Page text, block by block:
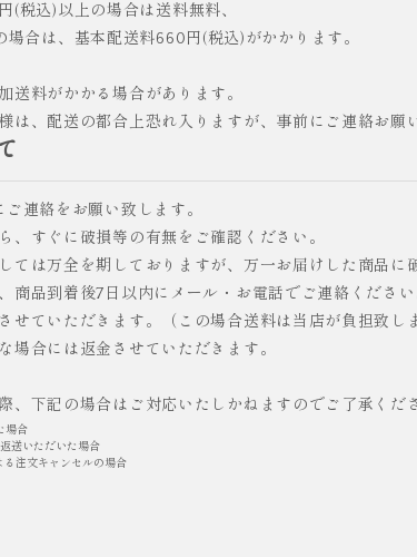
(税込)以上の場合は送料無料、
場合は、基本配送料660円(税込)がかかります。
送料がかかる場合があります。
は、配送の都合上恐れ入りますが、事前にご連絡お願
連絡をお願い致します。
、すぐに破損等の有無をご確認ください。
ては万全を期しておりますが、万一お届けした商品に
商品到着後7日以内にメール・お電話でご連絡ください
せていただきます。（この場合送料は当店が負担致し
場合には返金させていただきます。
、下記の場合はご対応いたしかねますのでご了承くだ
場合
送いただいた場合
る注文キャンセルの場合